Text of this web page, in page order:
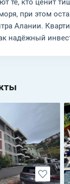
те, кто ценит
при этом
Алании.
надёжный